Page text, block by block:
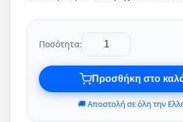
Ποσότητα:
Προσθήκη στο
🚚 Αποστολή σε όλη την